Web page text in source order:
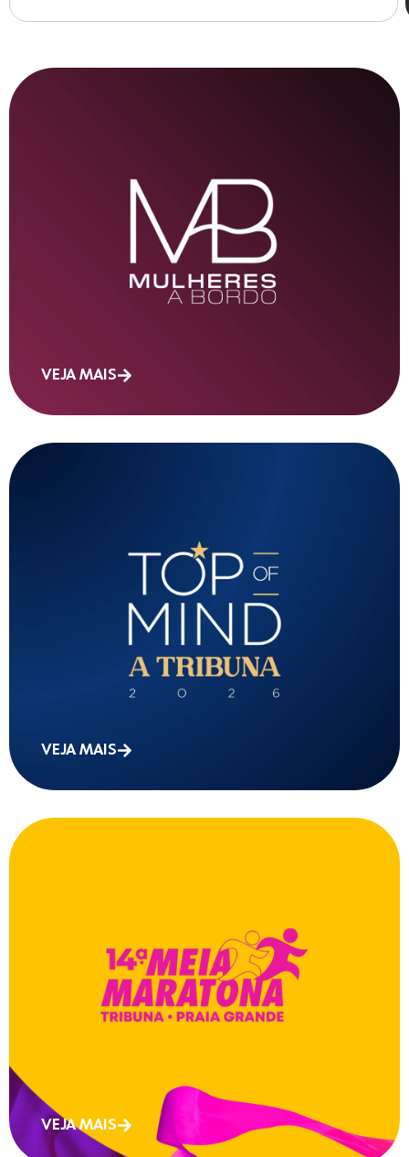
VEJA MAIS
VEJA MAIS
VEJA MAIS